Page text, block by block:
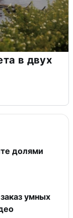
в двух
долями
умных